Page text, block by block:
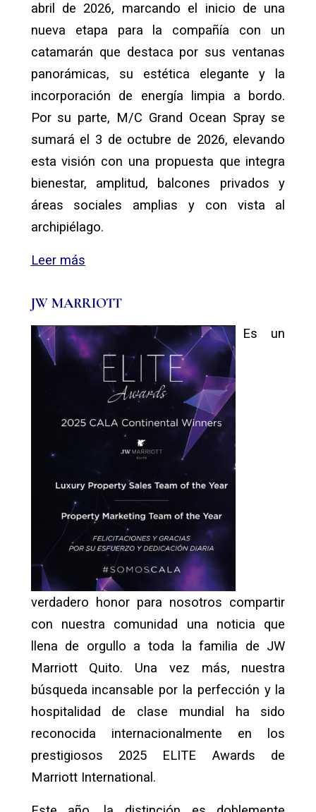
abril de 2026, marcando el inicio de una
nueva etapa para la compañía con un
catamarán que destaca por sus ventanas
panorámicas, su estética elegante y la
incorporación de energía limpia a bordo.
Por su parte, M/C Grand Ocean Spray se
sumará el 3 de octubre de 2026, elevando
esta visión con una propuesta que integra
bienestar, amplitud, balcones privados y
áreas sociales amplias y con vista al
archipiélago.
Leer más
JW MARRIOTT
Es un
verdadero honor para nosotros compartir
con nuestra comunidad una noticia que
llena de orgullo a toda la familia de JW
Marriott Quito. Una vez más, nuestra
búsqueda incansable por la perfección y la
hospitalidad de clase mundial ha sido
reconocida internacionalmente en los
prestigiosos 2025 ELITE Awards de
Marriott International.